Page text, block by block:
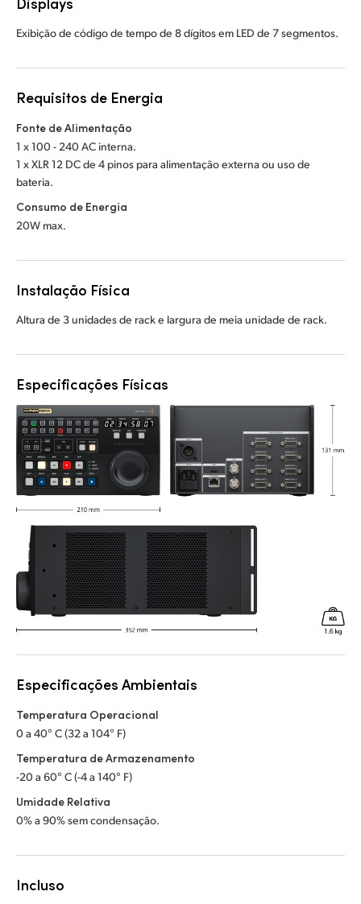
Exibição de código de tempo de 8 dígitos em LED de 7 segmentos.
Requisitos de Energia
Fonte de Alimentação
1 x 100 - 240 AC interna.
1 x XLR 12 DC de 4 pinos para alimentação externa ou uso de
bateria.
Consumo de Energia
20W max.
Instalação Física
Altura de 3 unidades de rack e largura de meia unidade de rack.
Especificações Físicas
Especificações Ambientais
Temperatura Operacional
0 a 40° C (32 a 104° F)
Temperatura de Armazenamento
-20 a 60° C (-4 a 140° F)
Umidade Relativa
0% a 90% sem condensação.
Incluso